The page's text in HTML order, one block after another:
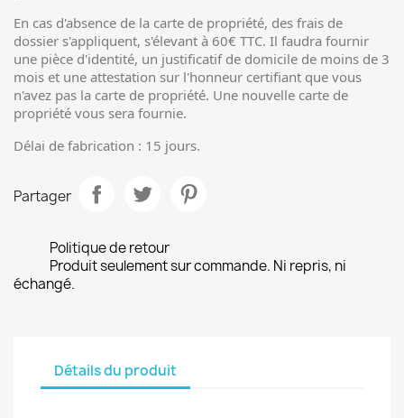
En cas d'absence de la carte de propriété, des frais de
dossier s'appliquent, s'élevant à 60€ TTC. Il faudra fournir
une pièce d'identité, un justificatif de domicile de moins de 3
mois et une attestation sur l'honneur certifiant que vous
n'avez pas la carte de propriété. Une nouvelle carte de
propriété vous sera fournie.
Délai de fabrication : 15 jours.
Partager
Politique de retour
Produit seulement sur commande. Ni repris, ni
échangé.
Détails du produit